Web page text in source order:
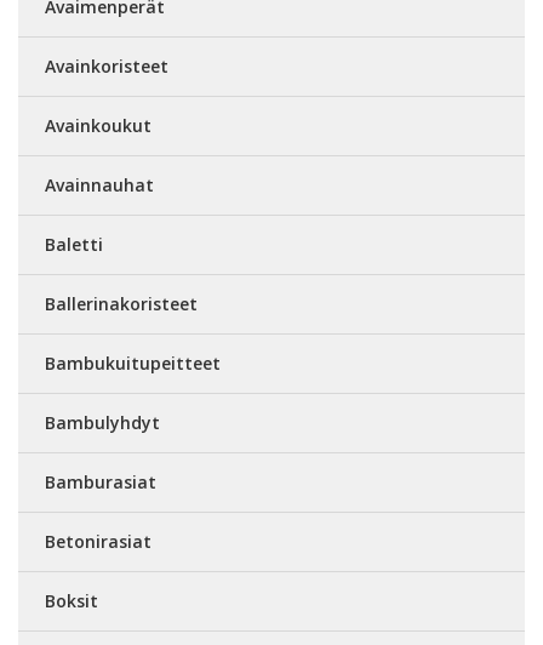
Avaimenperät
Avainkoristeet
Avainkoukut
Avainnauhat
Baletti
Ballerinakoristeet
Bambukuitupeitteet
Bambulyhdyt
Bamburasiat
Betonirasiat
Boksit